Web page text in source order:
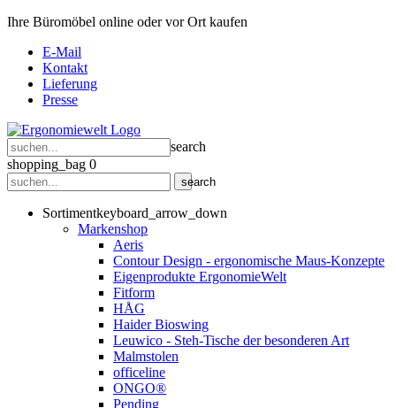
Ihre Büromöbel online oder vor Ort kaufen
E-Mail
Kontakt
Lieferung
Presse
search
shopping_bag 0
search
Sortimentkeyboard_arrow_down
Markenshop
Aeris
Contour Design - ergonomische Maus-Konzepte
Eigenprodukte ErgonomieWelt
Fitform
HÅG
Haider Bioswing
Leuwico - Steh-Tische der besonderen Art
Malmstolen
officeline
ONGO®
Pending